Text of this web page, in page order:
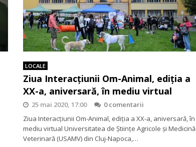
LOCALE
Ziua Interacțiunii Om-Animal, ediția a
XX-a, aniversară, în mediu virtual
25 mai 2020, 17:00
0 comentarii
Ziua Interacțiunii Om-Animal, ediția a XX-a, aniversară, în
mediu virtual Universitatea de Științe Agricole și Medicină
Veterinară (USAMV) din Cluj-Napoca,…